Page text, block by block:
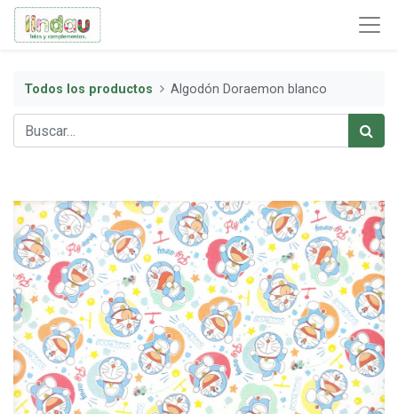
Todos los productos Algodón Doraemon blanco